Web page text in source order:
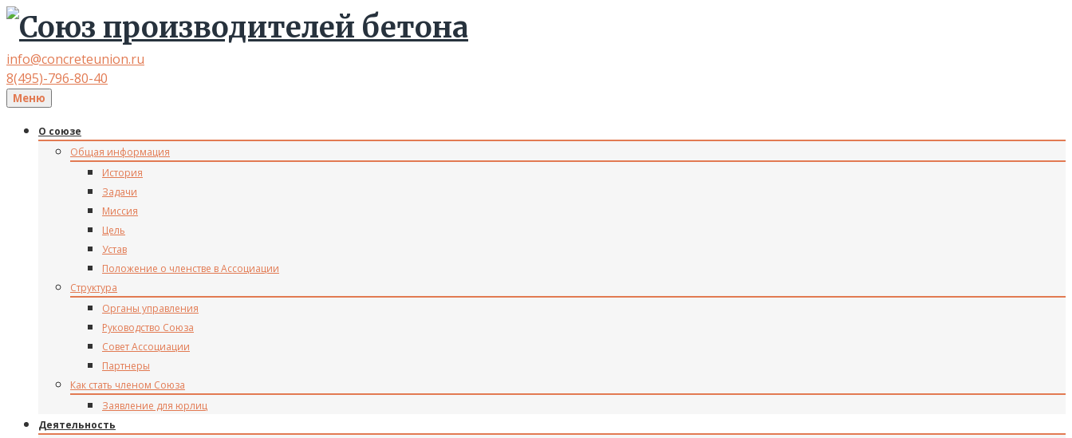
info@concreteunion.ru
8(495)-796-80-40
Меню
О союзе
Общая информация
История
Задачи
Миссия
Цель
Устав
Положение о членстве в Ассоциации
Структура
Органы управления
Руководство Союза
Совет Ассоциации
Партнеры
Как стать членом Союза
Заявление для юрлиц
Деятельность